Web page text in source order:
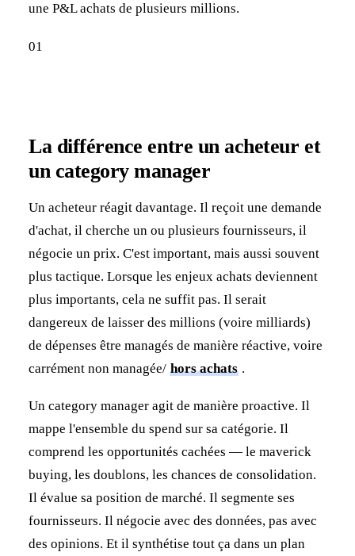
une P&L achats de plusieurs millions.
01
La différence entre un acheteur et
un category manager
Un acheteur réagit davantage. Il reçoit une demande
d'achat, il cherche un ou plusieurs fournisseurs, il
négocie un prix. C'est important, mais aussi souvent
plus tactique. Lorsque les enjeux achats deviennent
plus importants, cela ne suffit pas. Il serait
dangereux de laisser des millions (voire milliards)
de dépenses être managés de manière réactive, voire
carrément non managée/ hors achats.
Un category manager agit de manière proactive. Il
mappe l'ensemble du spend sur sa catégorie. Il
comprend les opportunités cachées — le maverick
buying, les doublons, les chances de consolidation.
Il évalue sa position de marché. Il segmente ses
fournisseurs. Il négocie avec des données, pas avec
des opinions. Et il synthétise tout ça dans un plan